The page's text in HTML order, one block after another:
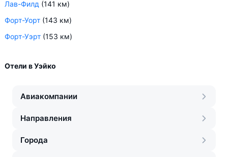
Лав-Филд (141 км)
Форт-Уорт (143 км)
Форт-Уэрт (153 км)
Отели в Уэйко
Авиакомпании
Направления
Города